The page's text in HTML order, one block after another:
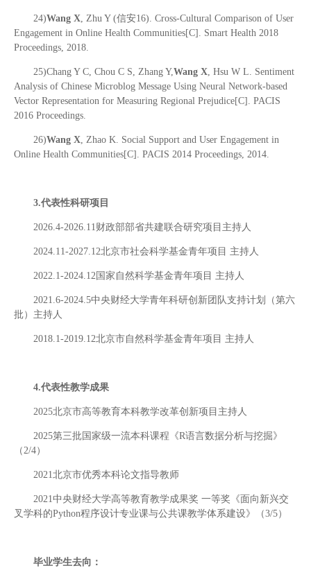
24)Wang X, Zhu Y (信安16). Cross-Cultural Comparison of User
Engagement in Online Health Communities[C]. Smart Health 2018
Proceedings, 2018.
25)Chang Y C, Chou C S, Zhang Y,Wang X, Hsu W L. Sentiment
Analysis of Chinese Microblog Message Using Neural Network-based
Vector Representation for Measuring Regional Prejudice[C]. PACIS
2016 Proceedings.
26)Wang X, Zhao K. Social Support and User Engagement in
Online Health Communities[C]. PACIS 2014 Proceedings, 2014.
3.代表性科研项目
2026.4-2026.11财政部部省共建联合研究项目主持人
2024.11-2027.12北京市社会科学基金青年项目 主持人
2022.1-2024.12国家自然科学基金青年项目 主持人
2021.6-2024.5中央财经大学青年科研创新团队支持计划（第六
批）主持人
2018.1-2019.12北京市自然科学基金青年项目 主持人
4.代表性教学成果
2025北京市高等教育本科教学改革创新项目主持人
2025第三批国家级一流本科课程《R语言数据分析与挖掘》
（2/4）
2021北京市优秀本科论文指导教师
2021中央财经大学高等教育教学成果奖 一等奖《面向新兴交
叉学科的Python程序设计专业课与公共课教学体系建设》（3/5）
毕业学生去向：